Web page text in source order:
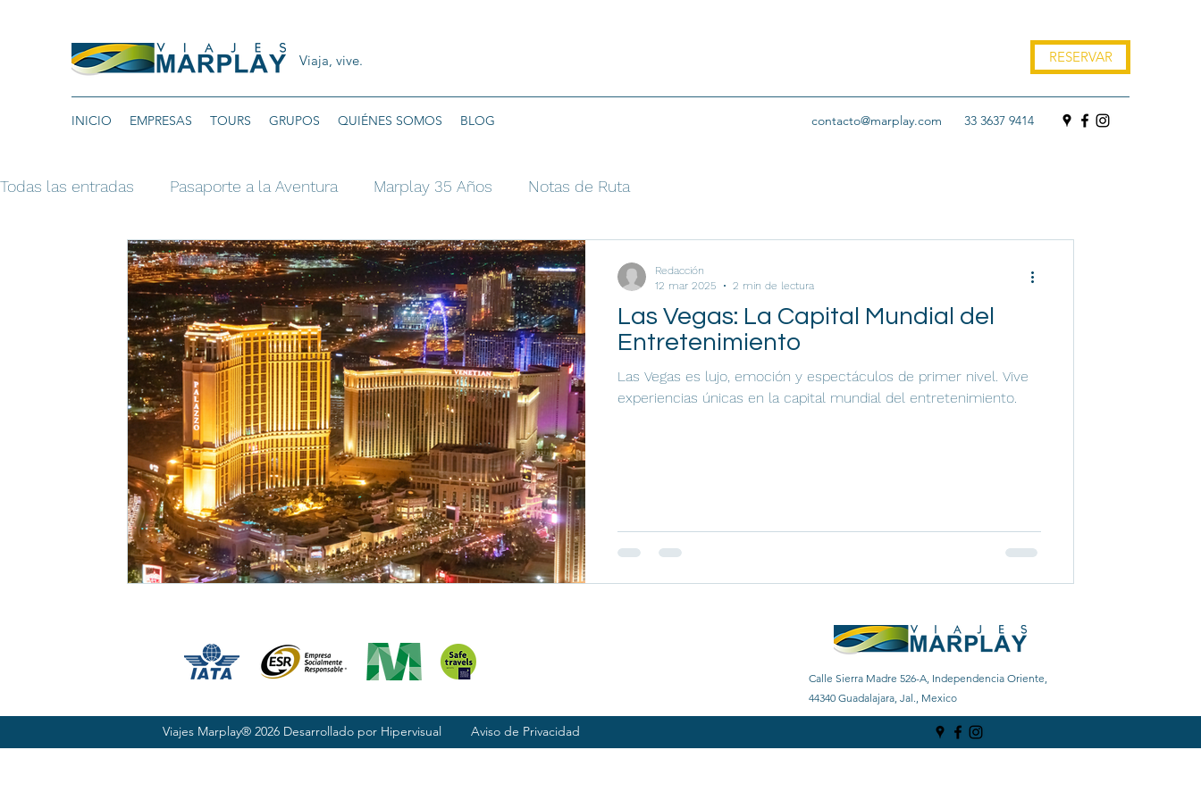
Viaja, vive. RESERVAR
INICIO EMPRESAS TOURS GRUPOS QUIÉNES SOMOS BLOG contacto@marplay.com 33 3637 9414
Todas las entradas Pasaporte a la Aventura Marplay 35 Años Notas de Ruta
Las Vegas: La Capital Mundial del
Entretenimiento
Las Vegas es lujo, emoción y espectáculos de primer nivel. Vive
experiencias únicas en la capital mundial del entretenimiento.
Redacción
12 mar 2025
2 min de lectura
Calle Sierra Madre 526-A, Independencia Oriente,
44340 Guadalajara, Jal., Mexico
Viajes Marplay® 2026 Desarrollado por Hipervisual Aviso de Privacidad